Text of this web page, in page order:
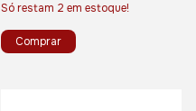
Só restam 2 em estoque!